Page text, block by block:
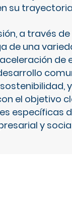
su
a través
de una
el objetivo
específicas
y